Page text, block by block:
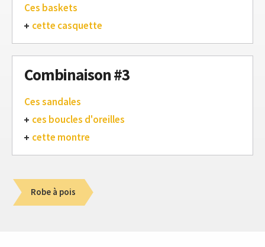
Ces baskets
cette casquette
Combinaison #3
Ces sandales
ces boucles d'oreilles
cette montre
Robe à pois